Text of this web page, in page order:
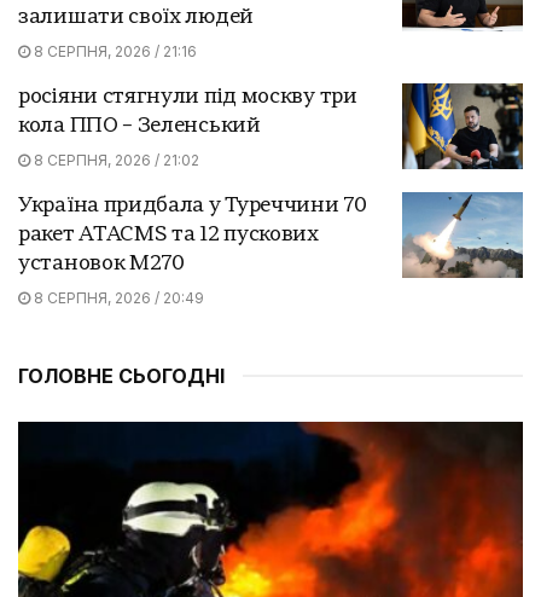
залишати своїх людей
8 СЕРПНЯ, 2026 / 21:16
росіяни стягнули під москву три
кола ППО – Зеленський
8 СЕРПНЯ, 2026 / 21:02
Україна придбала у Туреччини 70
ракет ATACMS та 12 пускових
установок M270
8 СЕРПНЯ, 2026 / 20:49
ГОЛОВНЕ СЬОГОДНІ